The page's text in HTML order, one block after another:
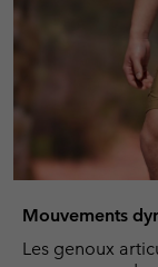
Mouvements
Les genoux